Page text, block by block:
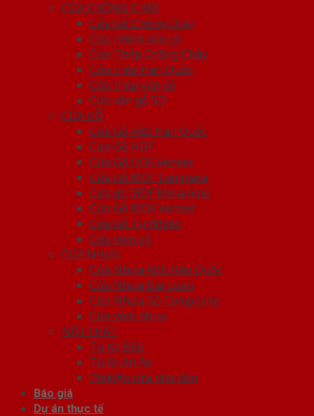
CỬA CHỐNG CHÁY
Cửa Gỗ Chống Cháy
Cửa nhôm vân gỗ
Cửa Thép Chống Cháy
Cửa thép Hàn Quốc
Cửa thép vân gỗ
Cửa vân gỗ 5D
CỬA GỖ
Cửa Gỗ ABS Hàn Quốc
Cửa Gỗ HDF
Cửa Gỗ HDF Veneer
Cửa Gỗ MDF Laminate
Cửa gỗ MDF Melamine
Cửa Gỗ MDF Veneer
Cửa Gỗ Tự Nhiên
Cửa vòm gỗ
CỬA NHỰA
Cửa Nhựa ABS Hàn Quốc
Cửa Nhựa Đài Loan
Cửa Nhựa Gỗ Composite
Cửa vòm nhựa
NỘI THẤT
Tủ Kệ Bếp
Tủ Quần Áo
Phụ kiện cửa nhà tắm
Báo giá
Dự án thực tế